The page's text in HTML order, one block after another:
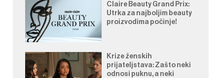
Claire Beauty Grand Prix:
Utrka za najboljim beauty
proizvodima počinje!
Krize ženskih
prijateljstava: Zašto neki
odnosi puknu, a neki